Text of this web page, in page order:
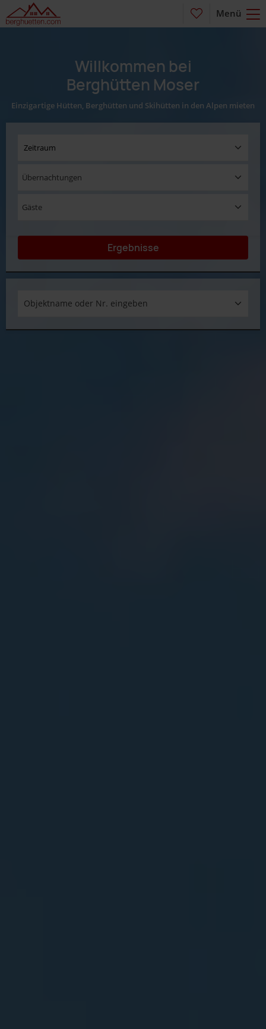
Menü
Willkommen bei
Berghütten Moser
Einzigartige Hütten, Berghütten und Skihütten in den Alpen mieten
Objektname oder Nr. eingeben